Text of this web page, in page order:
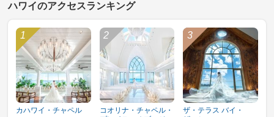
ハワイのアクセスランキング
カハワイ・チャペル
コオリナ・チャペル・
ザ・テラス バイ・